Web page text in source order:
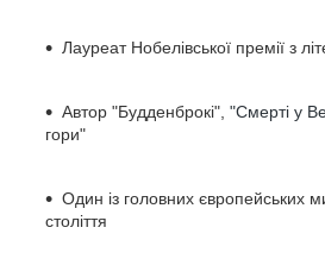
Лауреат Нобелівської премії з
Автор "Будденброкі", "Смерті у
гори"
Один із головних європейських
століття